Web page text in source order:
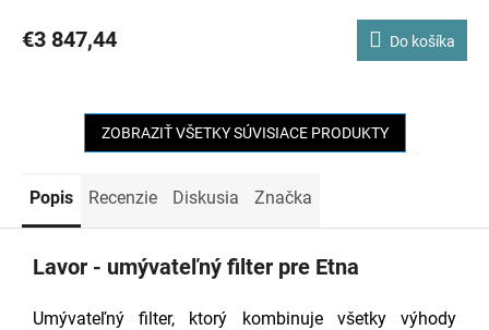
€3 847,44 Do košíka
ZOBRAZIŤ VŠETKY SÚVISIACE PRODUKTY
Popis Recenzie Diskusia Značka
Lavor - umývateľný filter pre Etna
Umývateľný filter, ktorý kombinuje všetky výhody